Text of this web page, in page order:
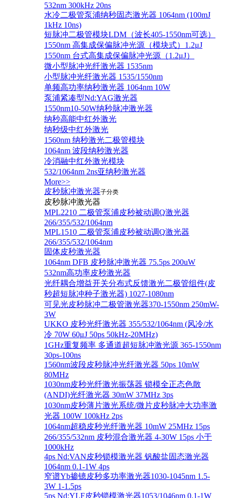
532nm 300kHz 20ns
水冷二极管泵浦纳秒固态激光器 1064nm (100mJ
1kHz 10ns)
短脉冲二极管模块LDM（波长405-1550nm可选）
1550nm 高集成保偏脉冲光源（模块式）1.2μJ
1550nm 台式高集成保偏脉冲光源（1.2μJ）
微小型脉冲光纤激光器 1535nm
小型脉冲光纤激光器 1535/1550nm
单频高功率纳秒激光器 1064nm 10W
泵浦紧凑型Nd:YAG激光器
1550nm10-50W纳秒脉冲激光器
纳秒高能中红外激光
纳秒级中红外激光
1560nm 纳秒激光二极管模块
1064nm 波段纳秒激光器
冷消融中红外激光模块
532/1064nm 2ns亚纳秒激光器
More>>
皮秒脉冲激光器子分类
皮秒脉冲激光器
​MPL2210 二极管泵浦皮秒被动调Q激光器
266/355/532/1064nm
MPL1510 二极管泵浦皮秒被动调Q激光器
266/355/532/1064nm
固体皮秒激光器
1064nm DFB 皮秒脉冲激光器 75.5ps 200uW
532nm高功率皮秒激光器
光纤耦合增益开关分布式反馈激光二极管组件(皮
秒超短脉冲种子激光器) 1027-1080nm
可见光皮秒脉冲二极管激光器370-1550nm 250mW-
3W
UKKO 皮秒光纤激光器 355/532/1064nm (风冷/水
冷 70W 60μJ 50ps 50kHz-20MHz)
1GHz重复频率 多通道超短脉冲激光源 365-1550nm
30ps-100ns
1560nm波段皮秒脉冲光纤激光器 50ps 10mW
80MHz
1030nm皮秒光纤激光振荡器 锁模全正态色散
(ANDI)光纤激光器 30mW 37MHz 3ps
1030nm皮秒薄片激光系统/微片皮秒脉冲大功率激
光器 100W 100kHz 2ps
1064nm超稳皮秒光纤激光器 10mW 25MHz 15ps
266/355/532nm 皮秒混合激光器 4-30W 15ps 小于
1000kHz
4ps Nd:VAN皮秒锁模激光器 钒酸盐固态激光器
1064nm 0.1-1W 4ps
窄谱Yb掺镱皮秒多功率激光器1030-1045nm 1.5-
3W 1-1.5ps
5ps Nd:YLF皮秒锁模激光器1053/1046nm 0.1-1W